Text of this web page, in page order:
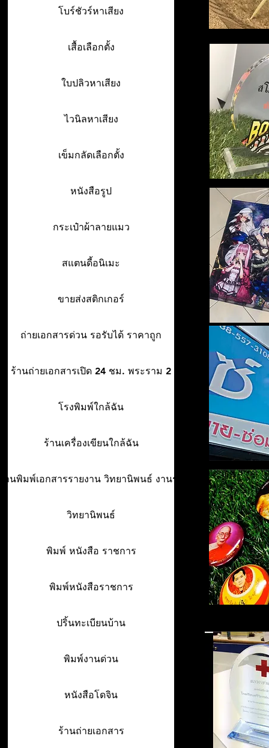
โบร์ชัวร์หาเสียง
เสื้อเลือกตั้ง
ใบปลิวหาเสียง
ไวนิลหาเสียง
เข็มกลัดเลือกตั้ง
หนังสือรูป
กระเป๋าผ้าลายแมว
สแตนดี้อนิเมะ
ขายส่งสติกเกอร์
ถ่ายเอกสารด่วน รอรับได้ ราคาถูก
ร้านถ่ายเอกสารเปิด 24 ชม. พระราม 2
โรงพิมพ์ใกล้ฉัน
ร้านเครื่องเขียนใกล้ฉัน
านพิมพ์เอกสารรายงาน วิทยานิพนธ์ งานรา
วิทยานิพนธ์
พิมพ์ หนังสือ ราชการ
พิมพ์หนังสือราชการ
ปริ้นทะเบียนบ้าน
พิมพ์งานด่วน
หนังสือโดจิน
ร้านถ่ายเอกสาร